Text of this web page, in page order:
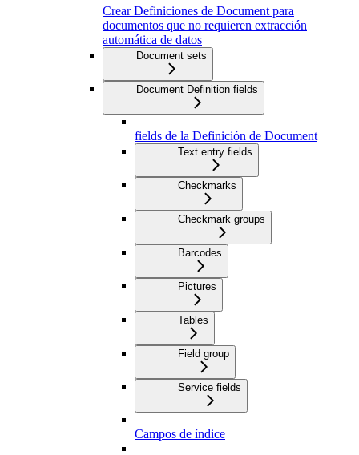
Crear Definiciones de Document para
documentos que no requieren extracción
automática de datos
Document sets
Document Definition fields
fields de la Definición de Document
Text entry fields
Checkmarks
Checkmark groups
Barcodes
Pictures
Tables
Field group
Service fields
Campos de índice